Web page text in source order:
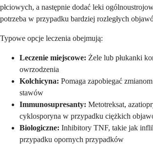
płciowych, a następnie dodać leki
potrzeba w przypadku bardziej rozległych
Typowe opcje leczenia obejmują:
Leczenie miejscowe: Żele lub płukanki
owrzodzenia
Kolchicyna: Pomaga zapobiegać
stawów
Immunosupresanty: Metotreksat,
cyklosporyna w przypadku ciężkich
Biologiczne: Inhibitory TNF, takie jak
przypadku opornych przypadków